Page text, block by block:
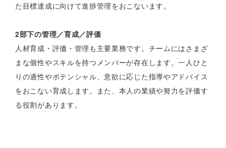
た目標達成に向けて進捗管理をおこないます。
2部下の管理／育成／評価
人材育成・評価・管理も主要業務です。チームにはさまざ
まな個性やスキルを持つメンバーが存在します。一人ひと
りの適性やポテンシャル、意欲に応じた指導やアドバイス
をおこない育成します。また、本人の業績や努力を評価す
る役割があります。